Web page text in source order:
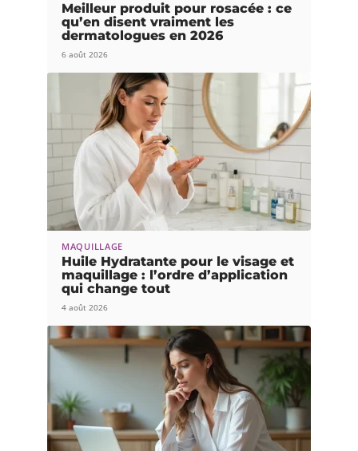
Meilleur produit pour rosacée : ce
qu’en disent vraiment les
dermatologues en 2026
6 août 2026
MAQUILLAGE
Huile Hydratante pour le visage et
maquillage : l’ordre d’application
qui change tout
4 août 2026